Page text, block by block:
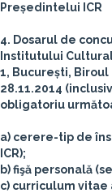
Președintelui ICR
4. Dosarul de
Institutului
1, București, Biroul
28.11.2014
obligatoriu
a) cerere-tip de
ICR);
b) fişă personală
c) curriculum vitae